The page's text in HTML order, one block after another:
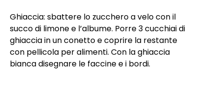
Ghiaccia: sbattere lo zucchero a velo con il
succo di limone e l’albume. Porre 3 cucchiai di
ghiaccia in un conetto e coprire la restante
con pellicola per alimenti. Con la ghiaccia
bianca disegnare le faccine e i bordi.